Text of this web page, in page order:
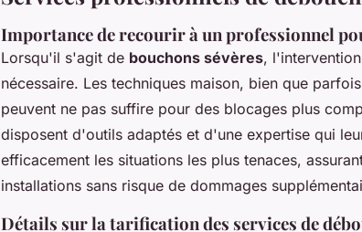
Importance de recourir à un professionnel
Lorsqu'il s'agit de bouchons sévères,
nécessaire. Les techniques maison, bien que
peuvent ne pas suffire pour des blocages plus
disposent d'outils adaptés et d'une expertise qui
efficacement les situations les plus tenaces,
installations sans risque de dommages
Détails sur la tarification des services de